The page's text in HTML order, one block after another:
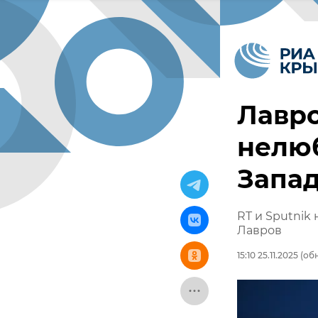
RT и Sputnik
Лавров
15:10 25.11.2025